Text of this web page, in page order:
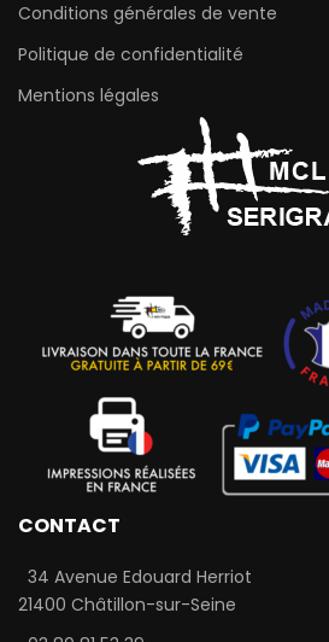
Conditions générales de vente
Politique de confidentialité
Mentions légales
CONTACT
34 Avenue Edouard Herriot
21400 Châtillon-sur-Seine